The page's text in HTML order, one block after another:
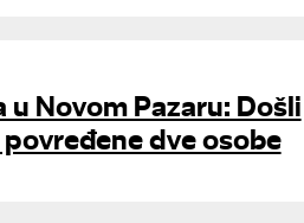
Novom Pazaru: Došli
dve osobe